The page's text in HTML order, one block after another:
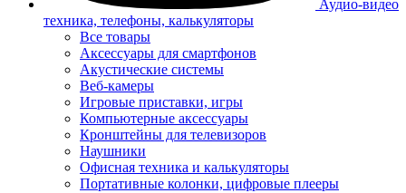
Аудио-видео
техника, телефоны, калькуляторы
Все товары
Аксессуары для смартфонов
Акустические системы
Веб-камеры
Игровые приставки, игры
Компьютерные аксессуары
Кронштейны для телевизоров
Наушники
Офисная техника и калькуляторы
Портативные колонки, цифровые плееры